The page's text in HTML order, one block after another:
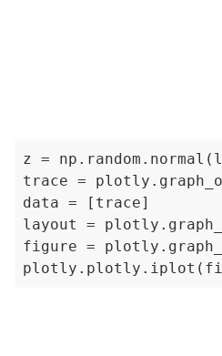
z =
trace =
data = [trace]
layout =
figure =